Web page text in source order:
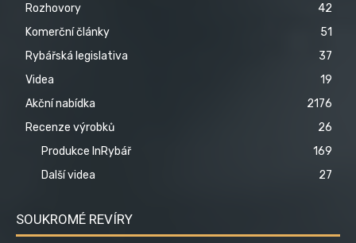
Rozhovory
42
Komerční články
51
Rybářská legislativa
37
Videa
19
Akční nabídka
2176
Recenze výrobků
26
Produkce InRybář
169
Další videa
27
SOUKROMÉ REVÍRY